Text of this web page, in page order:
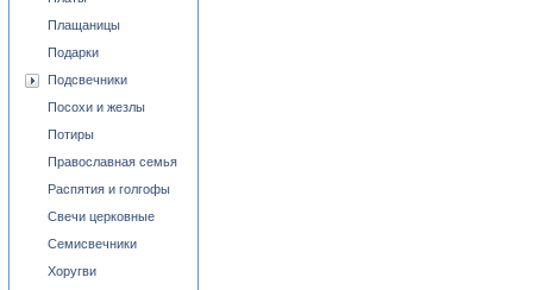
Плащаницы
Подарки
Подсвечники
Посохи и жезлы
Потиры
Православная семья
Распятия и голгофы
Свечи церковные
Семисвечники
Хоругви